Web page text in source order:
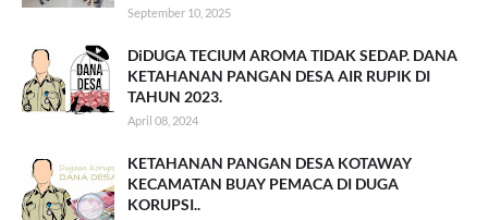
September 10, 2025
DiDUGA TECIUM AROMA TIDAK SEDAP. DANA
KETAHANAN PANGAN DESA AIR RUPIK DI
TAHUN 2023.
April 08, 2024
KETAHANAN PANGAN DESA KOTAWAY
KECAMATAN BUAY PEMACA DI DUGA
KORUPSI..